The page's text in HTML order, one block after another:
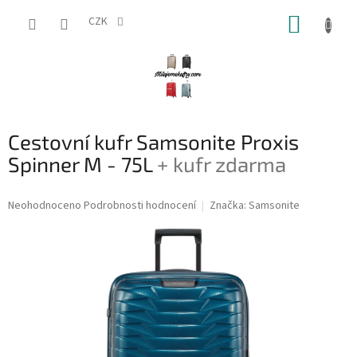
CZK
Cestovní kufr Samsonite Proxis
Spinner M - 75L+ kufr zdarma
Průměrné
Neohodnoceno Podrobnosti hodnocení Značka: Samsonite